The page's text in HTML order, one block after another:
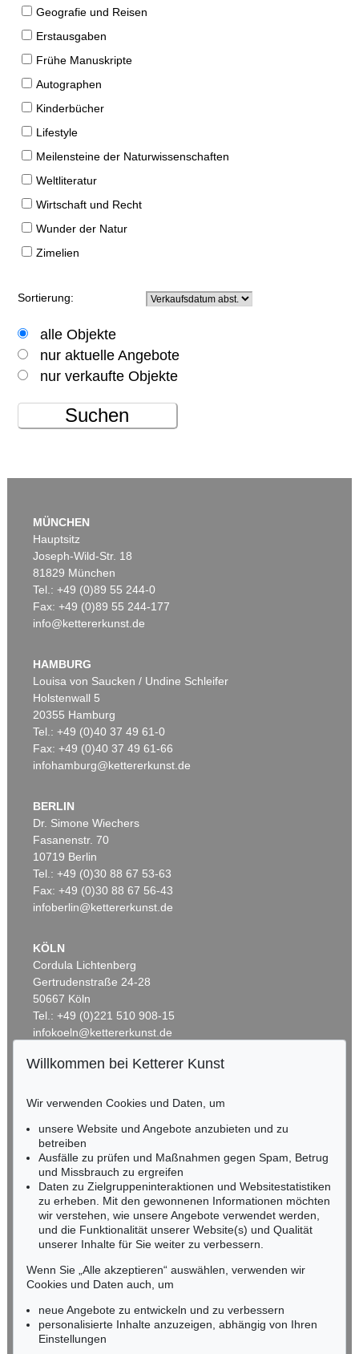
Geografie und Reisen
Erstausgaben
Frühe Manuskripte
Autographen
Kinderbücher
Lifestyle
Meilensteine der Naturwissenschaften
Weltliteratur
Wirtschaft und Recht
Wunder der Natur
Zimelien
Sortierung:
alle Objekte
nur aktuelle Angebote
nur verkaufte Objekte
Suchen
MÜNCHEN
Hauptsitz
Joseph-Wild-Str. 18
81829 München
Tel.: +49 (0)89 55 244-0
Fax: +49 (0)89 55 244-177
info@kettererkunst.de
HAMBURG
Louisa von Saucken / Undine Schleifer
Holstenwall 5
20355 Hamburg
Tel.: +49 (0)40 37 49 61-0
Fax: +49 (0)40 37 49 61-66
infohamburg@kettererkunst.de
BERLIN
Dr. Simone Wiechers
Fasanenstr. 70
10719 Berlin
Tel.: +49 (0)30 88 67 53-63
Fax: +49 (0)30 88 67 56-43
infoberlin@kettererkunst.de
KÖLN
Cordula Lichtenberg
Gertrudenstraße 24-28
50667 Köln
Tel.: +49 (0)221 510 908-15
infokoeln@kettererkunst.de
RHEINLAND-PFALZ
Miriam Heß
Tel.: +49 (0)62 21 58 80-038
Fax: +49 (0)62 21 58 80-595
infoheidelberg@kettererkunst.de
NORDDEUTSCHLAND
Nico Kassel, M.A.
Tel.: +49 (0)89 55244-164
Mobil: +49 (0)171 8618661
n.kassel@kettererkunst.de
Keine Auktion mehr verpassen!
Willkommen bei Ketterer Kunst
Wir verwenden Cookies und Daten, um
unsere Website und Angebote anzubieten und zu
betreiben
Ausfälle zu prüfen und Maßnahmen gegen Spam, Betrug
und Missbrauch zu ergreifen
Daten zu Zielgruppeninteraktionen und Websitestatistiken
zu erheben. Mit den gewonnenen Informationen möchten
wir verstehen, wie unsere Angebote verwendet werden,
und die Funktionalität unserer Website(s) und Qualität
unserer Inhalte für Sie weiter zu verbessern.
Wenn Sie „Alle akzeptieren“ auswählen, verwenden wir
Cookies und Daten auch, um
neue Angebote zu entwickeln und zu verbessern
personalisierte Inhalte anzuzeigen, abhängig von Ihren
Einstellungen